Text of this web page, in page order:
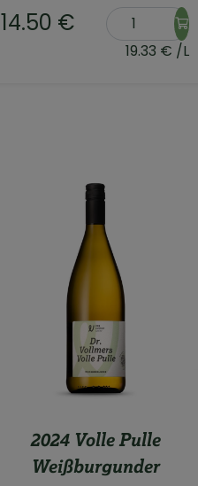
14.50 €
19.33 € /L
2024 Volle Pulle
Weißburgunder